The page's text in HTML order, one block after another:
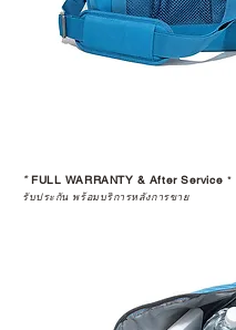
*FULL WARRANTY & After Service *
รับประกัน พร้อมบริการหลังการขาย